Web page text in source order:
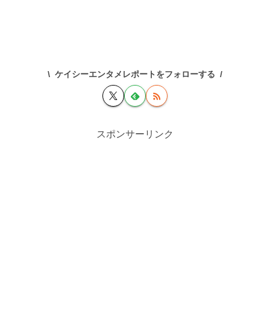
ケイシーエンタメレポートをフォローする
スポンサーリンク